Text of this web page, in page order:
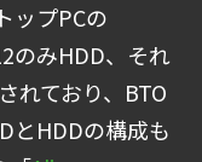
ップPCの
のみHDD、それ
れており、BTO
とHDDの構成も